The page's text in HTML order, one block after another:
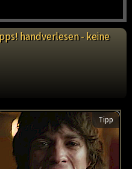
handverlesen - keine
Tipp